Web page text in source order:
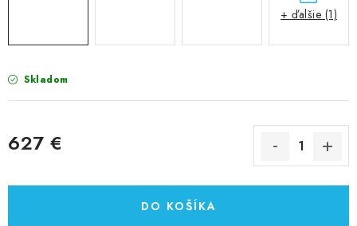
Skladom
627 €
DO KOŠÍKA
+ ďalšie (1)